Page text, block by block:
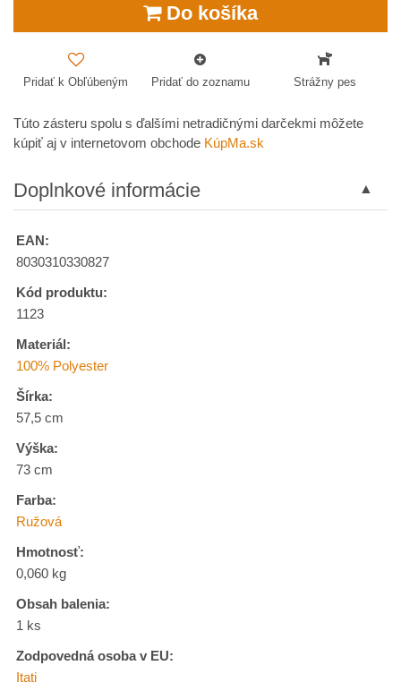
Do košíka
Pridať k Obľúbeným Pridať do zoznamu Strážny pes
Túto zásteru spolu s ďalšími netradičnými darčekmi môžete
kúpiť aj v internetovom obchode KúpMa.sk
Doplnkové informácie
EAN:
8030310330827
Kód produktu:
1123
Materiál:
100% Polyester
Šírka:
57,5 cm
Výška:
73 cm
Farba:
Ružová
Hmotnosť:
0,060 kg
Obsah balenia:
1 ks
Zodpovedná osoba v EU:
Itati